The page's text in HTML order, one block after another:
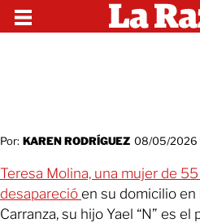
Por: KAREN RODRÍGUEZ 08/05/2026
Teresa Molina, una mujer de
desapareció en su domicilio en
Carranza, su hijo Yael “N” es